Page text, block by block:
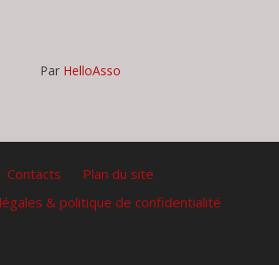
Par HelloAsso
Contacts
Plan du site
& politique de confidentialité